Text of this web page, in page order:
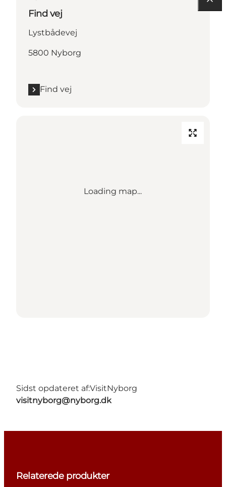
Find vej
Lystbådevej
5800 Nyborg
Find vej
Loading map...
Sidst opdateret af:VisitNyborg
visitnyborg@nyborg.dk
Relaterede produkter